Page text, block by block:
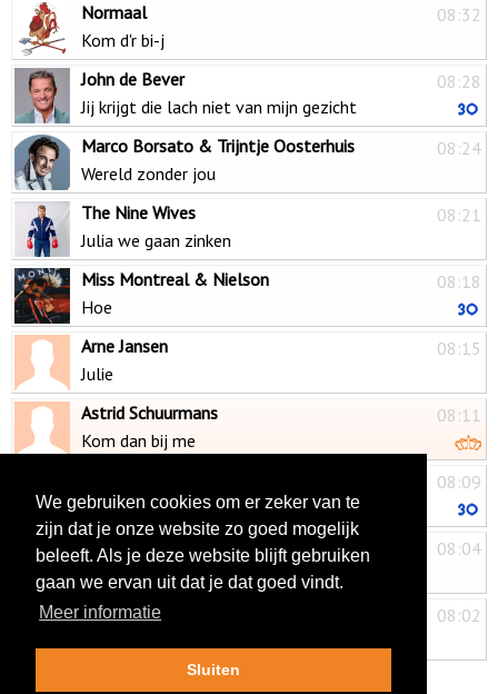
08:32
Normaal
Kom d'r bi-j
08:28
John de Bever
Jij krijgt die lach niet van mijn gezicht
08:24
Marco Borsato & Trijntje Oosterhuis
Wereld zonder jou
08:21
The Nine Wives
Julia we gaan zinken
08:18
Miss Montreal & Nielson
Hoe
08:15
Arne Jansen
Julie
08:11
Astrid Schuurmans
Kom dan bij me
08:09
Ciao, doei, adios
08:04
Volumia!
Het is over
08:02
BZN
We gebruiken cookies om er zeker van te
zijn dat je onze website zo goed mogelijk
beleeft. Als je deze website blijft gebruiken
gaan we ervan uit dat je dat goed vindt.
Meer informatie
Sluiten